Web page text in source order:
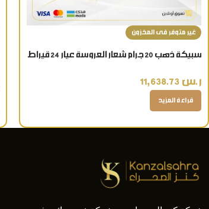
غير متوفر فى المخزون
سبيكة ذهب 20 جرام شعار العروسة عيار 24 قيراط
ر.س
قراءة المزيد